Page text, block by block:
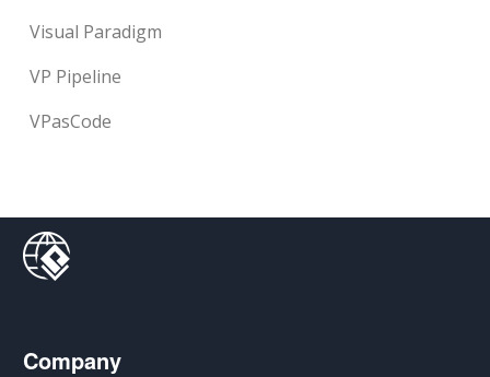
Visual Paradigm
VP Pipeline
VPasCode
Company